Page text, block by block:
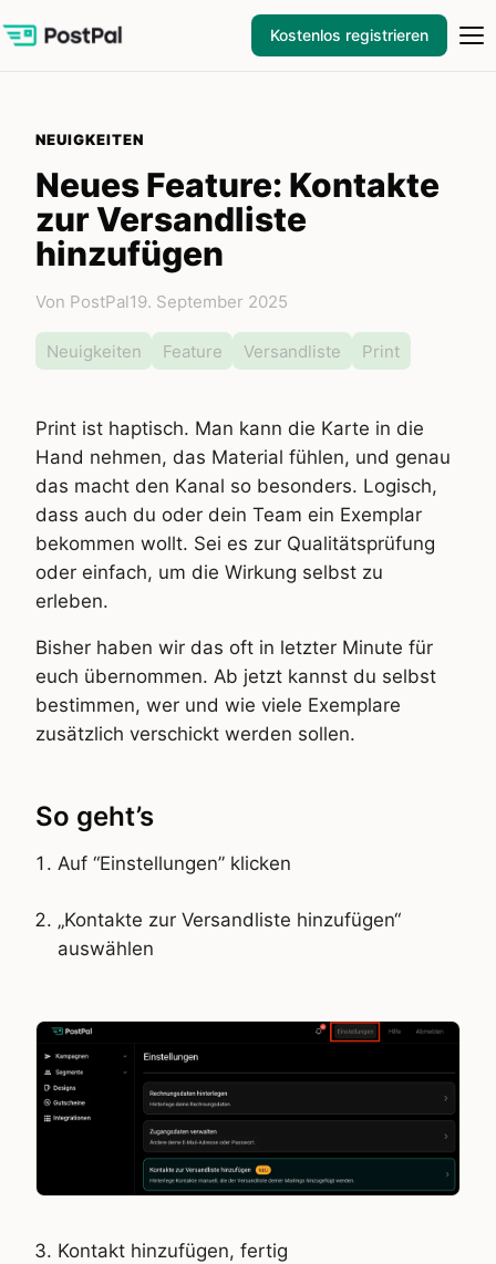
Kostenlos registrieren
NEUIGKEITEN
Neues Feature: Kontakte
zur Versandliste
hinzufügen
Von PostPal19. September 2025
Neuigkeiten Feature Versandliste Print
Print ist haptisch. Man kann die Karte in die
Hand nehmen, das Material fühlen, und genau
das macht den Kanal so besonders. Logisch,
dass auch du oder dein Team ein Exemplar
bekommen wollt. Sei es zur Qualitätsprüfung
oder einfach, um die Wirkung selbst zu
erleben.
Bisher haben wir das oft in letzter Minute für
euch übernommen. Ab jetzt kannst du selbst
bestimmen, wer und wie viele Exemplare
zusätzlich verschickt werden sollen.
So geht’s
Auf “Einstellungen” klicken
„Kontakte zur Versandliste hinzufügen“
auswählen
Kontakt hinzufügen, fertig